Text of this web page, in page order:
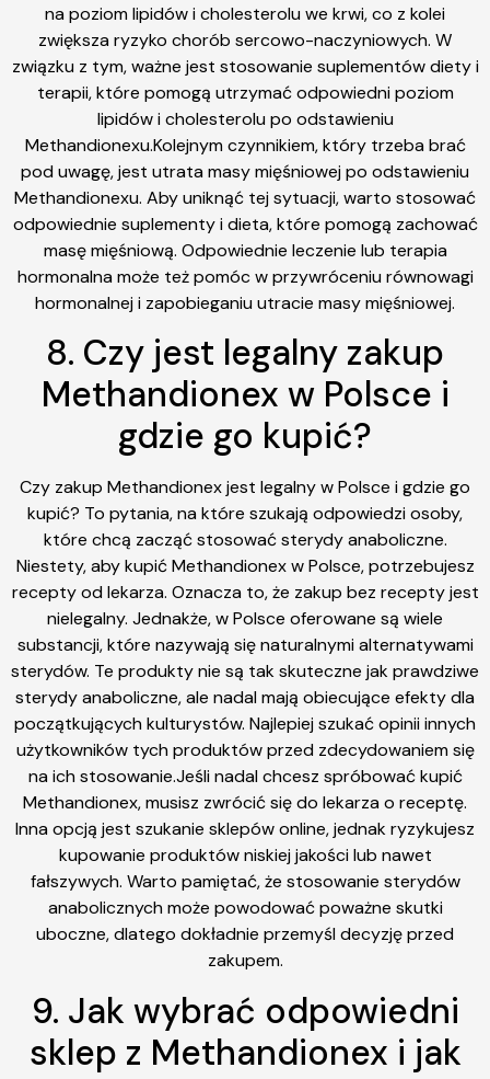
na poziom lipidów i cholesterolu we krwi, co z kolei
zwiększa ryzyko chorób sercowo-naczyniowych. W
związku z tym, ważne jest stosowanie suplementów diety i
terapii, które pomogą utrzymać odpowiedni poziom
lipidów i cholesterolu po odstawieniu
Methandionexu.Kolejnym czynnikiem, który trzeba brać
pod uwagę, jest utrata masy mięśniowej po odstawieniu
Methandionexu. Aby uniknąć tej sytuacji, warto stosować
odpowiednie suplementy i dieta, które pomogą zachować
masę mięśniową. Odpowiednie leczenie lub terapia
hormonalna może też pomóc w przywróceniu równowagi
hormonalnej i zapobieganiu utracie masy mięśniowej.
8. Czy jest legalny zakup
Methandionex w Polsce i
gdzie go kupić?
Czy zakup Methandionex jest legalny w Polsce i gdzie go
kupić? To pytania, na które szukają odpowiedzi osoby,
które chcą zacząć stosować sterydy anaboliczne.
Niestety, aby kupić Methandionex w Polsce, potrzebujesz
recepty od lekarza. Oznacza to, że zakup bez recepty jest
nielegalny. Jednakże, w Polsce oferowane są wiele
substancji, które nazywają się naturalnymi alternatywami
sterydów. Te produkty nie są tak skuteczne jak prawdziwe
sterydy anaboliczne, ale nadal mają obiecujące efekty dla
początkujących kulturystów. Najlepiej szukać opinii innych
użytkowników tych produktów przed zdecydowaniem się
na ich stosowanie.Jeśli nadal chcesz spróbować kupić
Methandionex, musisz zwrócić się do lekarza o receptę.
Inna opcją jest szukanie sklepów online, jednak ryzykujesz
kupowanie produktów niskiej jakości lub nawet
fałszywych. Warto pamiętać, że stosowanie sterydów
anabolicznych może powodować poważne skutki
uboczne, dlatego dokładnie przemyśl decyzję przed
zakupem.
9. Jak wybrać odpowiedni
sklep z Methandionex i jak